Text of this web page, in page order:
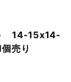
14-15x14-
売り